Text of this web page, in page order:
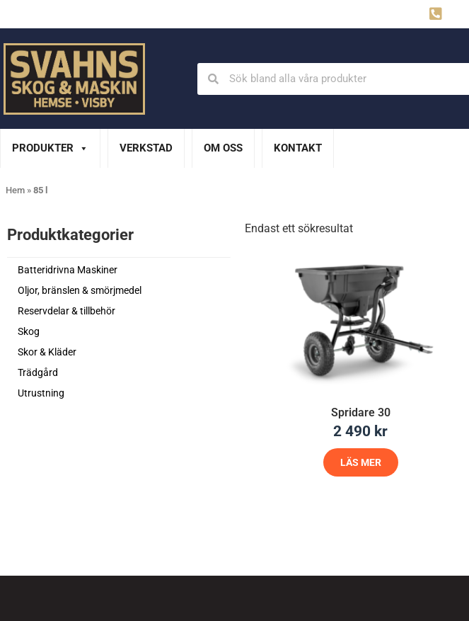
PRODUKTER VERKSTAD OM OSS KONTAKT
Hem » 85 l
Produktkategorier​
Batteridrivna Maskiner
Oljor, bränslen & smörjmedel
Reservdelar & tillbehör
Skog
Skor & Kläder
Trädgård
Utrustning
Endast ett sökresultat
Spridare 30
2 490 kr
LÄS MER